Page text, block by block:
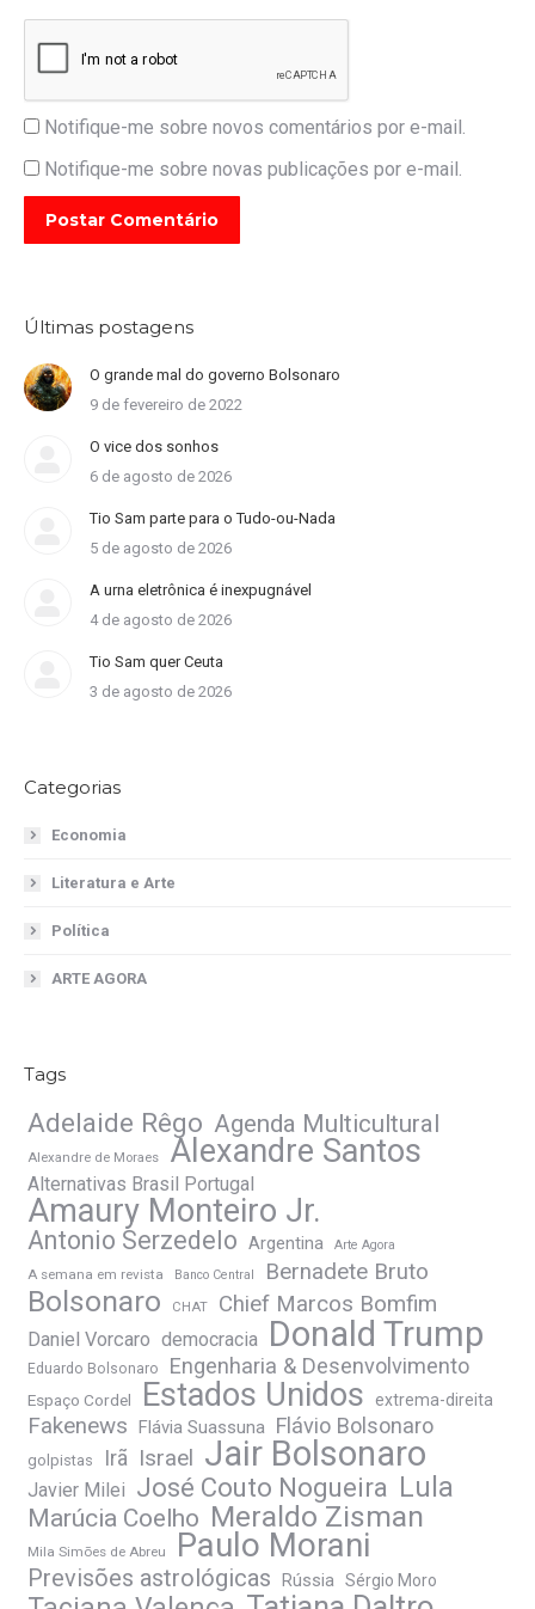
Notifique-me sobre novos comentários por e-mail.
Notifique-me sobre novas publicações por e-mail.
Postar Comentário
Últimas postagens
O grande mal do governo Bolsonaro
9 de fevereiro de 2022
O vice dos sonhos
6 de agosto de 2026
Tio Sam parte para o Tudo-ou-Nada
5 de agosto de 2026
A urna eletrônica é inexpugnável
4 de agosto de 2026
Tio Sam quer Ceuta
3 de agosto de 2026
Categorias
Economia
Literatura e Arte
Política
ARTE AGORA
Tags
Adelaide Rêgo Agenda Multicultural
Alexandre de Moraes Alexandre Santos
Alternativas Brasil Portugal
Amaury Monteiro Jr.
Antonio Serzedelo Argentina Arte Agora
A semana em revista Banco Central Bernadete Bruto
Bolsonaro CHAT Chief Marcos Bomfim
Daniel Vorcaro democracia Donald Trump
Eduardo Bolsonaro Engenharia & Desenvolvimento
Espaço Cordel Estados Unidos extrema-direita
Fakenews Flávia Suassuna Flávio Bolsonaro
golpistas Irã Israel Jair Bolsonaro
Javier Milei José Couto Nogueira Lula
Marúcia Coelho Meraldo Zisman
Mila Simões de Abreu Paulo Morani
Previsões astrológicas Rússia Sérgio Moro